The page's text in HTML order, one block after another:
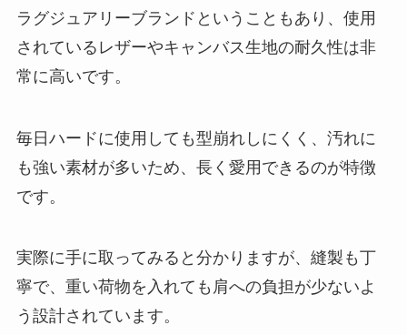
ラグジュアリーブランドということもあり、使用
されているレザーやキャンバス生地の耐久性は非
常に高いです。
毎日ハードに使用しても型崩れしにくく、汚れに
も強い素材が多いため、長く愛用できるのが特徴
です。
実際に手に取ってみると分かりますが、縫製も丁
寧で、重い荷物を入れても肩への負担が少ないよ
う設計されています。